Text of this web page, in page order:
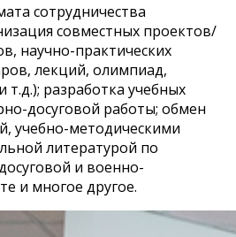
сотрудничества
совместных проектов/
научно-практических
лекций, олимпиад,
т.д.); разработка учебных
досуговой работы; обмен
учебно-методическими
литературой по
и военно-
и многое другое.